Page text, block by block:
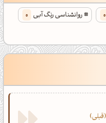
0 روانشناسی رنگ آبی 0
قبلی